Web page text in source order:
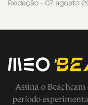
Redação - 07 agosto
Assina o
período